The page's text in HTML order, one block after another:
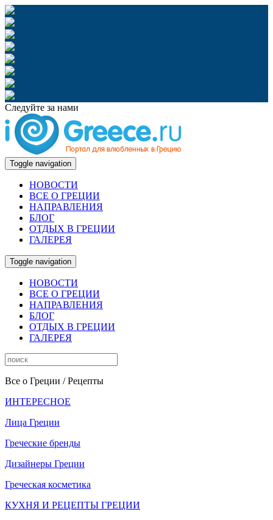
Следуйте за нами
Toggle navigation
НОВОСТИ
ВСЕ О ГРЕЦИИ
НАПРАВЛЕНИЯ
БЛОГ
ОТДЫХ В ГРЕЦИИ
ГАЛЕРЕЯ
Toggle navigation
НОВОСТИ
ВСЕ О ГРЕЦИИ
НАПРАВЛЕНИЯ
БЛОГ
ОТДЫХ В ГРЕЦИИ
ГАЛЕРЕЯ
Все о Греции / Рецепты
ИНТЕРЕСНОЕ
Лица Греции
Греческие бренды
Дизайнеры Греции
Греческая косметика
КУХНЯ И РЕЦЕПТЫ ГРЕЦИИ